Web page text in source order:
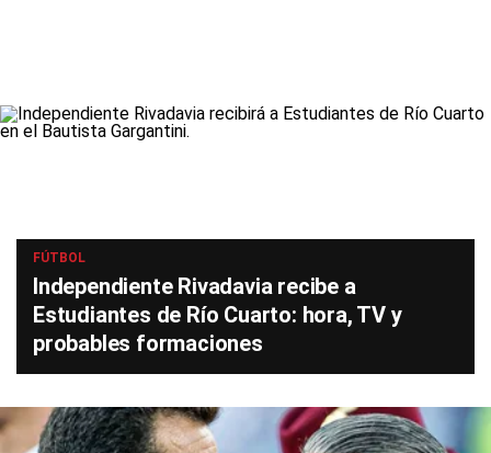
FÚTBOL
Independiente Rivadavia recibe a
Estudiantes de Río Cuarto: hora, TV y
probables formaciones